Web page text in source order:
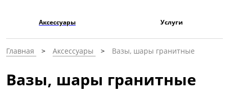
Аксессуары Услуги
Главная Аксессуары Вазы, шары гранитные
Вазы, шары гранитные